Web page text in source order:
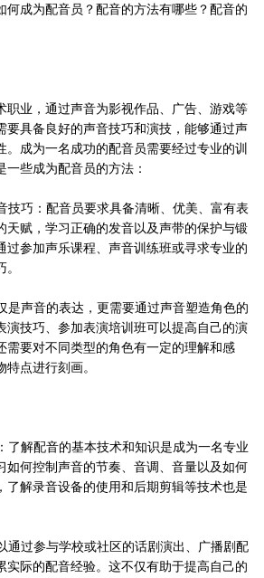
何成为配音员？配音的方法有哪些？配音的
职业，通过声音为影视作品、广告、游戏等
要具备良好的声音技巧和演技，能够通过声
。成为一名成功的配音员需要经过专业的训
些成为配音员的方法：
技巧：配音员要求具备清晰、优美、富有表
天赋，学习正确的发音以及声带的保护与锻
过参加声乐课程、声音训练班或寻求专业的
是声音的表达，更需要通过声音塑造角色的
演技巧、参加表演培训班可以提高自己的演
需要对不同类型的角色有一定的理解和感
点进行刻画。
了解配音的基本技术和知识是成为一名专业
如何控制声音的节奏、音调、音量以及如何
了解录音设备的使用和后期剪辑等技术也是
通过参与学校或社区的话剧演出、广播剧配
实际的配音经验。这不仅有助于提高自己的